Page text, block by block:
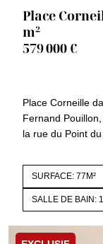
Place
m²
579 000 €
Place Corneille
Fernand
la rue du Point du
SURFACE: 77M²
SALLE DE BAIN: 1